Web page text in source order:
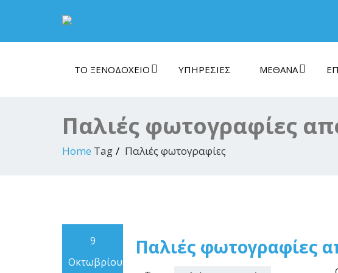
ΤΟ ΞΕΝΟΔΟΧΕΊΟ ΥΠΗΡΕΣΊΕΣ ΜΈΘΑΝΑ
Παλιές φωτογραφίες
Home Tag Παλιές φωτογραφίες
9
Οκτωβρίου
Παλιές φωτογραφίες